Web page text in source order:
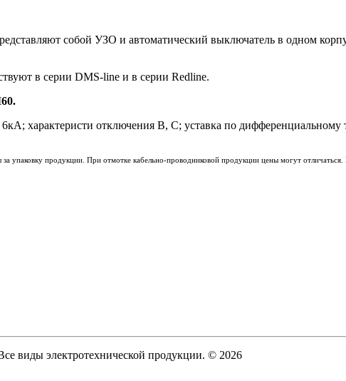
собой УЗО и автоматический выключатель в одном
в серии DMS-line и в серии Redline.
характеристи отключения В, С; уставка по
упаковку продукции. При отмотке кабельно-проводниковой продукции цены могут
виды электротехнической продукции. © 2026